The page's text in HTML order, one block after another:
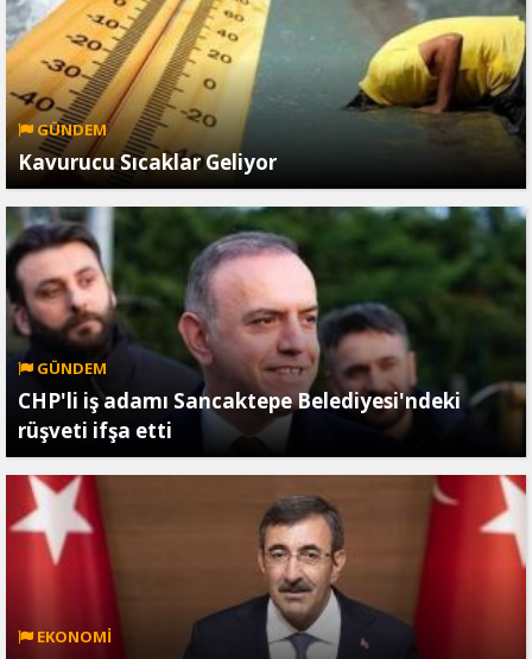
GÜNDEM
Kavurucu Sıcaklar Geliyor
GÜNDEM
CHP'li iş adamı Sancaktepe Belediyesi'ndeki
rüşveti ifşa etti
EKONOMİ